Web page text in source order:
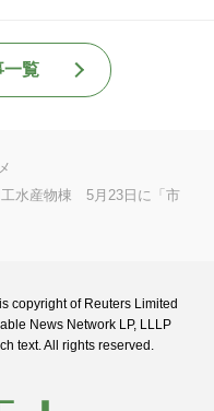
一覧
水産物棟 5月23日に「市
copyright of Reuters Limited
News Network LP, LLLP
text. All rights reserved.